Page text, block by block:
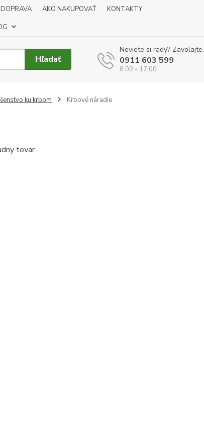
DOPRAVA AKO NAKUPOVAŤ
KONTAKTY
Hľadať
Neviete si rady? Zavolajte.
0911 603 599
8:00 - 17:00
ku krbom Krbové náradie
tovar.